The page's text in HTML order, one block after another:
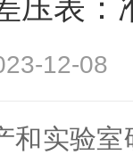
压表：
12-
实验室